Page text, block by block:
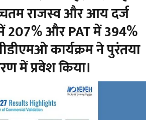
राजस्व और आय दर्ज
207% और PAT में 394%
कार्यक्रम ने पुरंतया
में प्रवेश किया।